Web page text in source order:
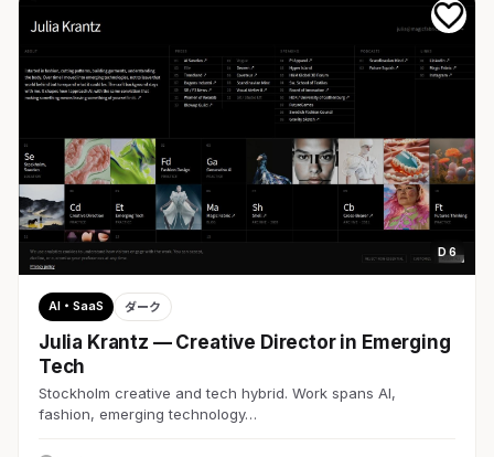
D 6
AI・SaaS ダーク
Julia Krantz — Creative Director in Emerging
Tech
Stockholm creative and tech hybrid. Work spans AI,
fashion, emerging technology…